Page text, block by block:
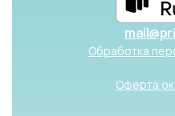
Обработка
Оферта